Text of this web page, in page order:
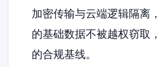
加密传输与云端逻辑隔离
的基础数据不被越权窃取
的合规基线。